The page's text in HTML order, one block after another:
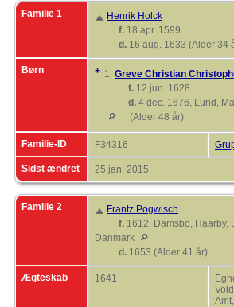
Familie 1
Henrik Holck
f. 18 apr. 1599
d. 16 aug. 1633 (Alder 34
Børn + 1. Greve Christian
f. 12 jun. 1628
d. 4 dec. 1676, Lund,
(Alder 48 år)
Familie-ID F34316
Sidst ændret 25 jan. 2015
Familie 2
Frantz Pogwisch
f. 1612, Damsbo, Haarby,
Danmark
d. 1653 (Alder 41 år)
Ægteskab 1641